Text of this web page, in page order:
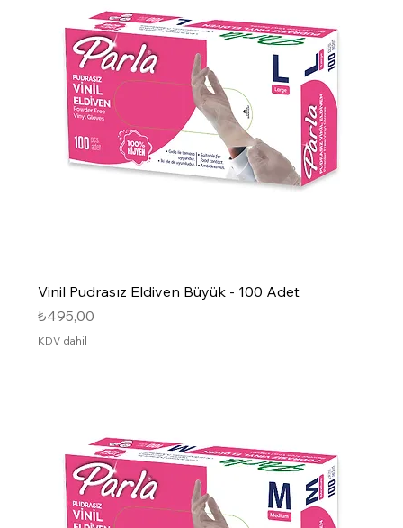
Vinil Pudrasız Eldiven Büyük - 100 Adet
Fiyat
₺495,00
KDV dahil